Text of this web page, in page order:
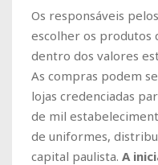
Os responsáveis
escolher os produtos
dentro dos valores
As compras podem
lojas credenciadas
de mil
de uniformes,
capital paulista. A